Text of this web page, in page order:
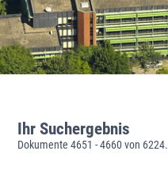
Ihr Suchergebnis
Dokumente 4651 - 4660 von 6224.